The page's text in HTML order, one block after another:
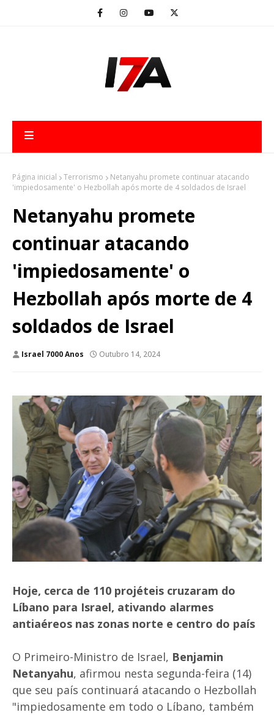
Página inicial Terrorismo
Netanyahu promete continuar atacando
'impiedosamente' o Hezbollah após morte de 4 soldados de Israel
Netanyahu promete
continuar atacando
'impiedosamente' o
Hezbollah após morte de 4
soldados de Israel
Israel 7000 Anos Outubro 14, 2024
Hoje, cerca de 110 projéteis cruzaram do
Líbano para Israel, ativando alarmes
antiaéreos nas zonas norte e centro do país
O Primeiro-Ministro de Israel, Benjamin
Netanyahu, afirmou nesta segunda-feira (14)
que seu país continuará atacando o Hezbollah
"impiedosamente em todo o Líbano, também